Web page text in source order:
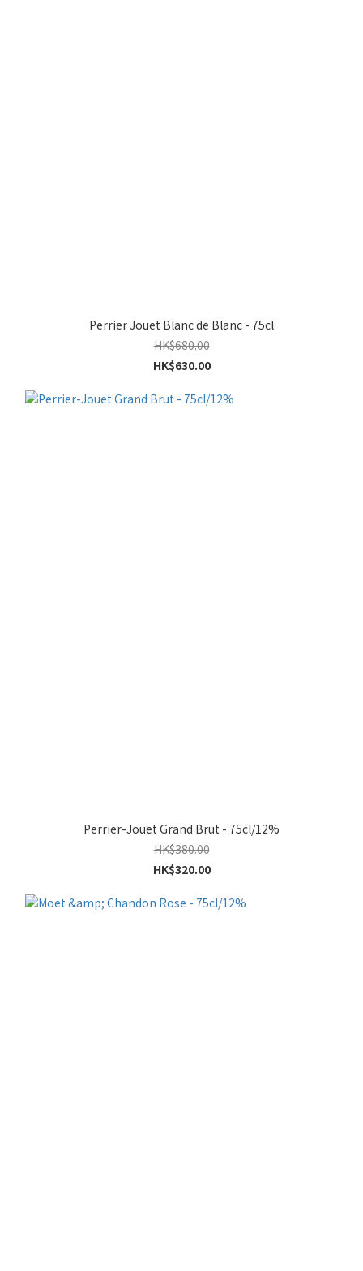
Perrier Jouet Blanc de Blanc - 75cl
HK$680.00
HK$630.00
Perrier-Jouet Grand Brut - 75cl/12%
HK$380.00
HK$320.00